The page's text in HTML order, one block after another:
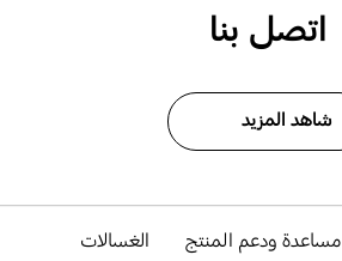
اتصل بنا
شاهد المزيد
مساعدة ودعم المنتج
الغسالات